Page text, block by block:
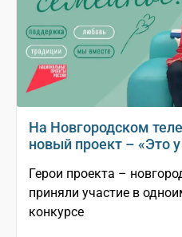
На Новгородском
новый проект – «Это
Герои проекта –
приняли участие в
конкурсе